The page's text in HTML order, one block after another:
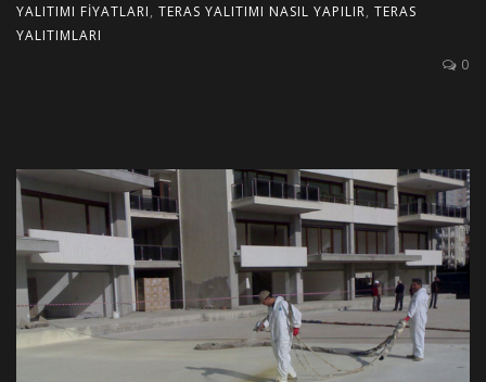
YALITIMI FIYATLARI, TERAS YALITIMI NASIL YAPILIR, TERAS
YALITIMLARI
0